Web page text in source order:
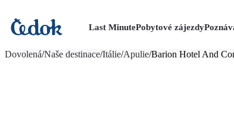
Last MinutePobytové zájezdy
Dovolená/Naše destinace/Itálie/Apulie/Barion Hotel And